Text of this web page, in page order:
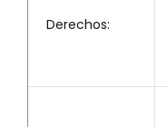
Derechos: